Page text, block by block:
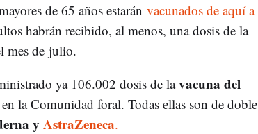
de 65 años estarán vacunados de aquí a
habrán recibido, al menos, una dosis de la
mes de julio.
ya 106.002 dosis de lavacuna del
la Comunidad foral. Todas ellas son de doble
y AstraZeneca.